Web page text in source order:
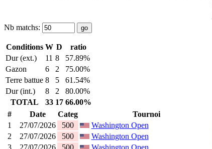
Nb matchs:
Conditions W D
ratio
Dur (ext.)
11 8
57.89%
Gazon
6 2
75.00%
Terre battue 8 5
61.54%
Dur (int.)
8 2
80.00%
TOTAL
33 17 66.00%
#
Date Categ Tournoi
1
27/07/2026 500 Washington Open
2
27/07/2026 500 Washington Open
3
27/07/2026 500 Washington Open